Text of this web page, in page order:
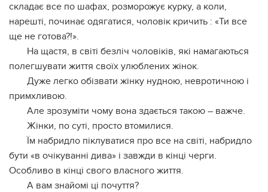
складає все по шафах, розморожує курку, а коли,
нарешті, починає одягатися, чоловік кричить : «Ти все
ще не готова?!».
На щастя, в світі безліч чоловіків, які намагаються
полегшувати життя своїх улюблених жінок.
Дуже легко обізвати жінку нудною, невротичною і
примхливою.
Але зрозуміти чому вона здається такою – важче.
Жінки, по суті, просто втомилися.
Їм набридло піклуватися про все на світі, набридло
бути «в очікуванні дива» і завжди в кінці черги.
Особливо в кінці свого власного життя.
А вам знайомі ці почуття?